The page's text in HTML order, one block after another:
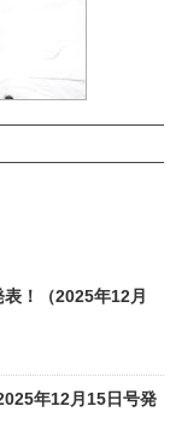
！（2025年12月
年12月15日号発